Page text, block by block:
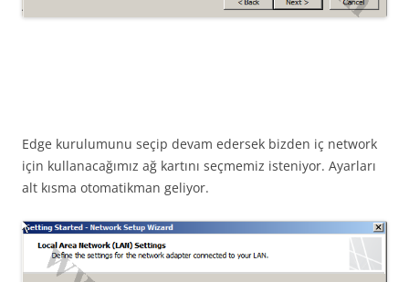
Edge kurulumunu seçip devam edersek bizden iç network
için kullanacağımız ağ kartını seçmemiz isteniyor. Ayarları
alt kısma otomatikman geliyor.